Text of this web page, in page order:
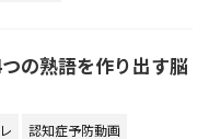
つの熟語を作り出す脳
認知症予防動画